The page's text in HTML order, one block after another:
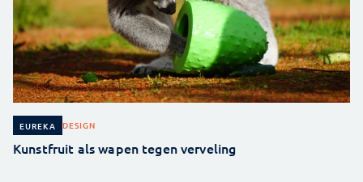
EUREKA DESIGN
Kunstfruit als wapen tegen verveling